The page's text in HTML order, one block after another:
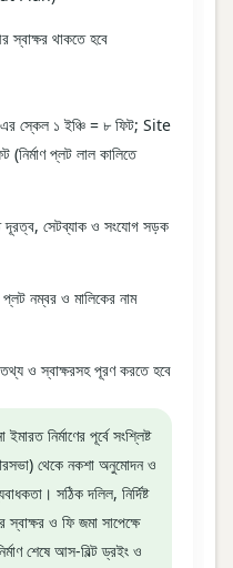
স্বাক্ষর থাকতে হবে
১ ইঞ্চি = ৮ ফিট; Site
প্লট লাল কালিতে
দূরত্ব, সেটব্যাক ও সংযোগ সড়ক
নম্বর ও মালিকের নাম
ও স্বাক্ষরসহ পূরণ করতে হবে
নির্মাণের পূর্বে সংশ্লিষ্ট
থেকে নকশা অনুমোদন ও
সঠিক দলিল, নির্দিষ্ট
ও ফি জমা সাপেক্ষে
শেষে আস-বিল্ট ড্রইং ও